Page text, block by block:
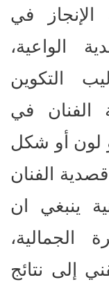
الإنجاز في
الواعية،
التكوين
الفنان في
لون أو شكل
الفنان
ينبغي ان
إلى نتائج